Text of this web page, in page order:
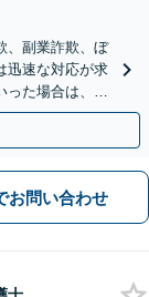
、副業詐欺、ぼ
迅速な対応が求
った場合は、お
】
お問い合わせ